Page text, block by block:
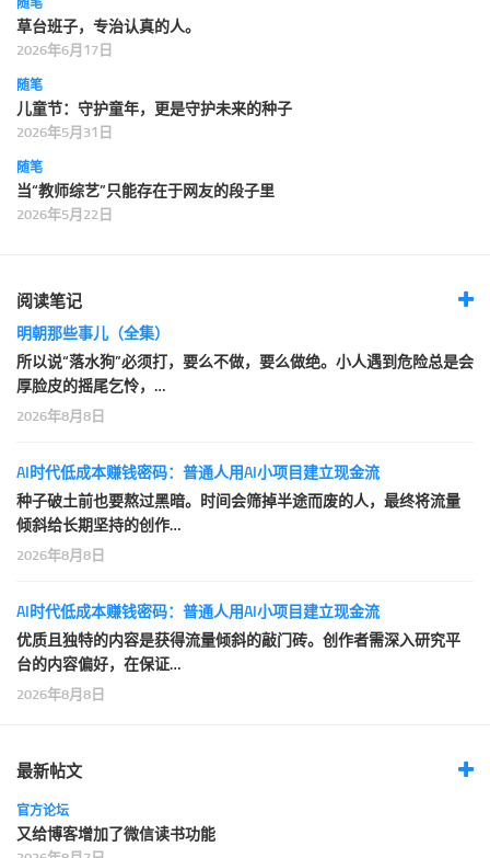
随笔
草台班子，专治认真的人。
2026年6月17日
随笔
儿童节：守护童年，更是守护未来的种子
2026年5月31日
随笔
当“教师综艺”只能存在于网友的段子里
2026年5月22日
阅读笔记
明朝那些事儿（全集）
所以说“落水狗”必须打，要么不做，要么做绝。小人遇到危险总是会
厚脸皮的摇尾乞怜，…
2026年8月8日
AI时代低成本赚钱密码：普通人用AI小项目建立现金流
种子破土前也要熬过黑暗。时间会筛掉半途而废的人，最终将流量
倾斜给长期坚持的创作…
2026年8月8日
AI时代低成本赚钱密码：普通人用AI小项目建立现金流
优质且独特的内容是获得流量倾斜的敲门砖。创作者需深入研究平
台的内容偏好，在保证…
2026年8月8日
最新帖文
官方论坛
又给博客增加了微信读书功能